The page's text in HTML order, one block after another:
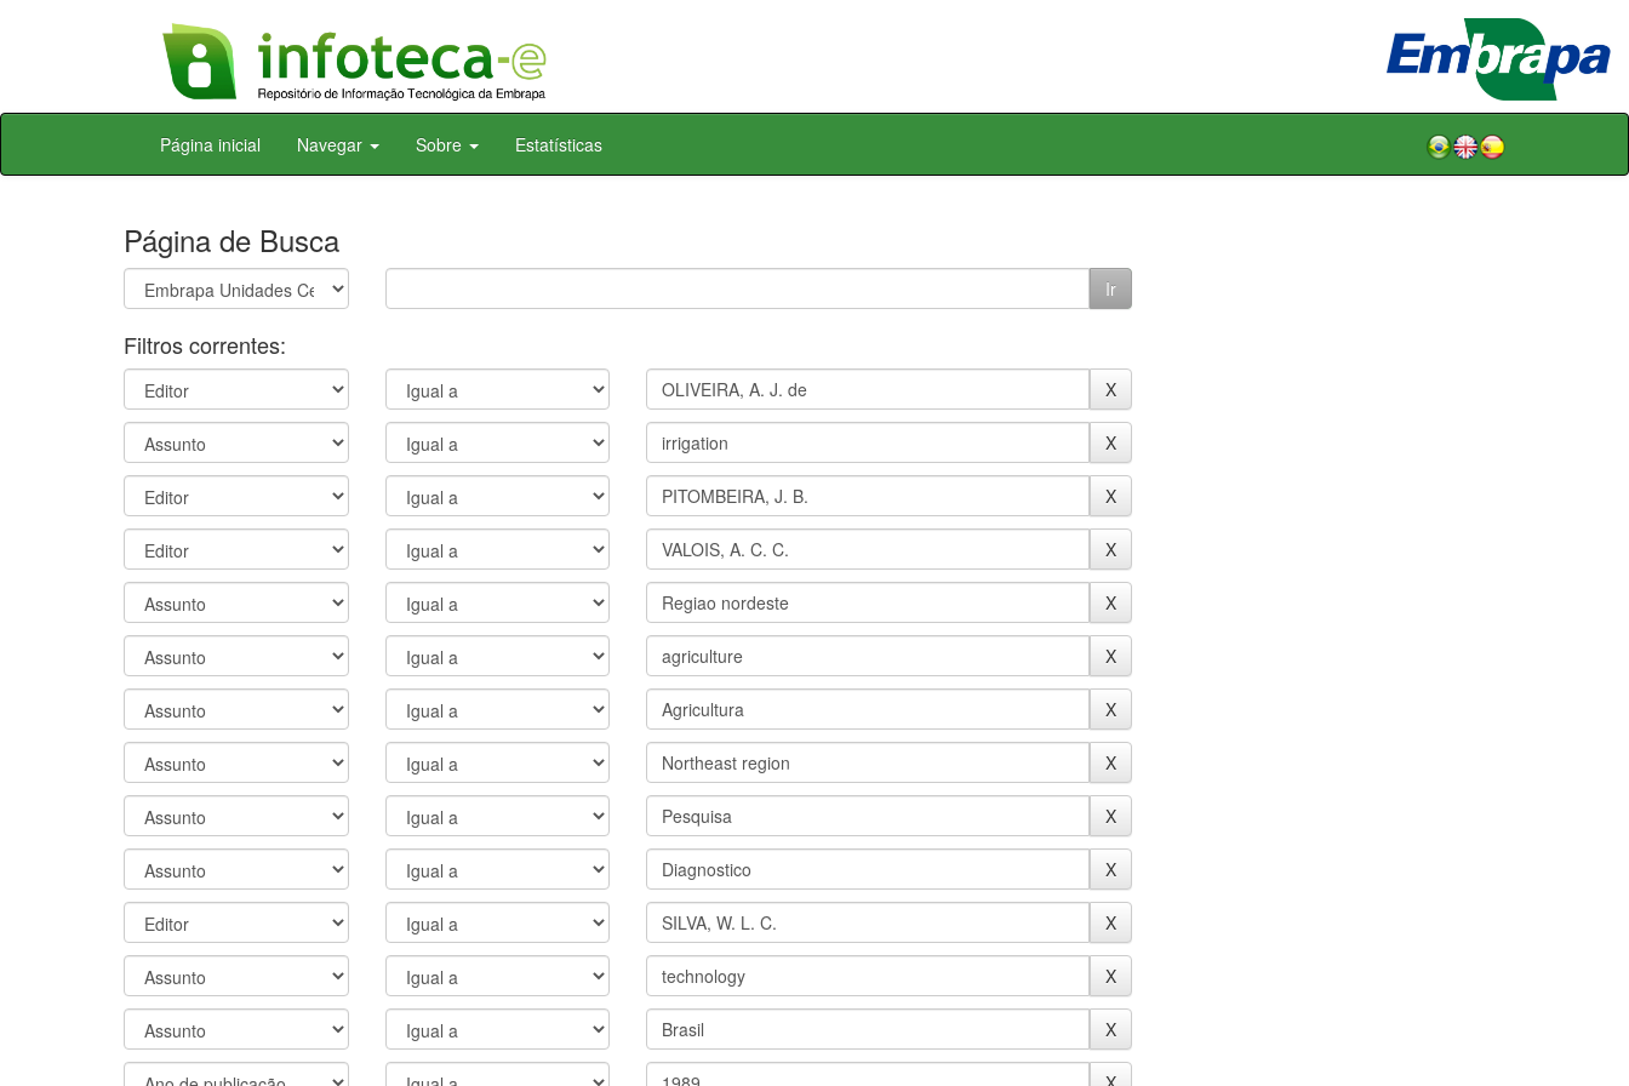
Skip
Página inicial Navegar Sobre Estatísticas
Página de Busca
Filtros correntes: